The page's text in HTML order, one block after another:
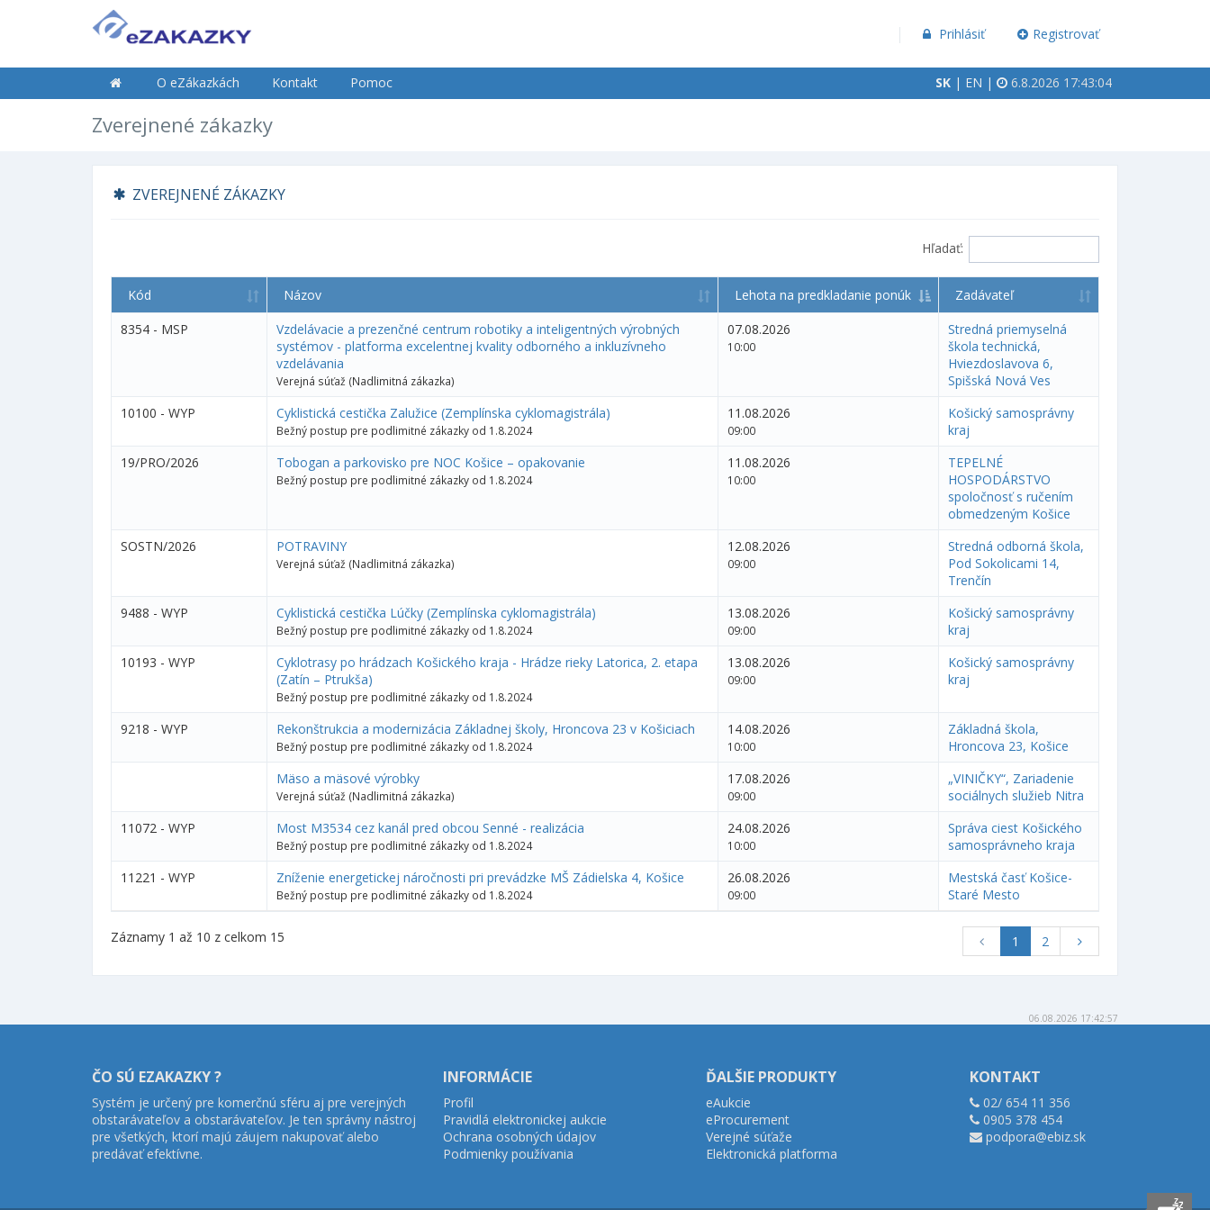
Prihlásiť Registrovať
O eZákazkách Kontakt Pomoc SK | EN | 6.8.2026 17:43:04
Zverejnené zákazky
ZVEREJNENÉ ZÁKAZKY
Hľadať:
Kód Názov Lehota na predkladanie ponúk
Zadávateľ
8354 - MSP
Vzdelávacie a prezenčné centrum robotiky a inteligentných výrobných
systémov - platforma excelentnej kvality odborného a inkluzívneho
vzdelávania
Verejná súťaž (Nadlimitná zákazka)
07.08.2026
10:00
Stredná priemyselná
škola technická,
Hviezdoslavova 6,
Spišská Nová Ves
10100 - WYP
Cyklistická cestička Zalužice (Zemplínska cyklomagistrála)
Bežný postup pre podlimitné zákazky od 1.8.2024
11.08.2026
09:00
Košický samosprávny
kraj
19/PRO/2026
Tobogan a parkovisko pre NOC Košice – opakovanie
Bežný postup pre podlimitné zákazky od 1.8.2024
11.08.2026
10:00
TEPELNÉ
HOSPODÁRSTVO
spoločnosť s ručením
obmedzeným Košice
SOSTN/2026
POTRAVINY
Verejná súťaž (Nadlimitná zákazka)
12.08.2026
09:00
Stredná odborná škola,
Pod Sokolicami 14,
Trenčín
9488 - WYP
Cyklistická cestička Lúčky (Zemplínska cyklomagistrála)
Bežný postup pre podlimitné zákazky od 1.8.2024
13.08.2026
09:00
Košický samosprávny
kraj
10193 - WYP
Cyklotrasy po hrádzach Košického kraja - Hrádze rieky Latorica, 2. etapa
(Zatín – Ptrukša)
Bežný postup pre podlimitné zákazky od 1.8.2024
13.08.2026
09:00
Košický samosprávny
kraj
9218 - WYP Rekonštrukcia a modernizácia Základnej školy, Hroncova 23 v Košiciach
Bežný postup pre podlimitné zákazky od 1.8.2024
14.08.2026
10:00
Základná škola,
Hroncova 23, Košice
Mäso a mäsové výrobky
Verejná súťaž (Nadlimitná zákazka)
17.08.2026
09:00
„VINIČKY“, Zariadenie
sociálnych služieb Nitra
11072 - WYP
Most M3534 cez kanál pred obcou Senné - realizácia
Bežný postup pre podlimitné zákazky od 1.8.2024
24.08.2026
10:00
Správa ciest Košického
samosprávneho kraja
11221 - WYP
Zníženie energetickej náročnosti pri prevádzke MŠ Zádielska 4, Košice
Bežný postup pre podlimitné zákazky od 1.8.2024
26.08.2026
09:00
Mestská časť Košice-
Staré Mesto
Záznamy 1 až 10 z celkom 15 1 2
06.08.2026 17:42:57
ČO SÚ EZAKAZKY ?
Systém je určený pre komerčnú sféru aj pre verejných
obstarávateľov a obstarávateľov. Je ten správny nástroj
pre všetkých, ktorí majú záujem nakupovať alebo
predávať efektívne.
INFORMÁCIE
Profil
Pravidlá elektronickej aukcie
Ochrana osobných údajov
Podmienky používania
ĎALŠIE PRODUKTY
eAukcie
eProcurement
Verejné súťaže
Elektronická platforma
KONTAKT
02/ 654 11 356
0905 378 454
podpora@ebiz.sk